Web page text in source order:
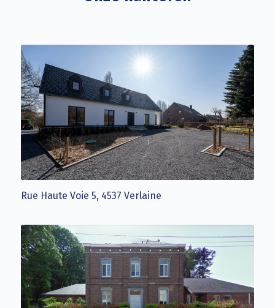
Rue Haute Voie 5, 4537 Verlaine